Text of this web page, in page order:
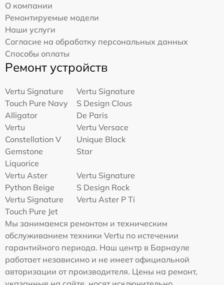
О компании
Ремонтируемые модели
Наши услуги
Согласие на обработку персональных данных
Способы оплаты
Ремонт устройств
Vertu Signature
Touch Pure Navy
Alligator
Vertu Signature
S Design Clous
De Paris
Vertu
Constellation V
Gemstone
Liquorice
Vertu Versace
Unique Black
Star
Vertu Aster
Python Beige
Vertu Signature
S Design Rock
Vertu Signature
Touch Pure Jet
Vertu Aster P Ti
Мы занимаемся ремонтом и техническим
обслуживанием техники Vertu по истечении
гарантийного периода. Наш центр в Барнауле
работает независимо и не имеет официальной
авторизации от производителя. Цены на ремонт,